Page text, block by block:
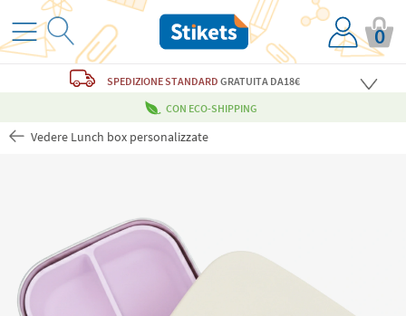
0
SPEDIZIONE STANDARD GRATUITADA18€
CON ECO-SHIPPING
Vedere Lunch box personalizzate